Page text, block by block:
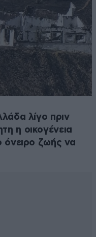
λίγο πριν
η οικογένεια
όνειρο ζωής να